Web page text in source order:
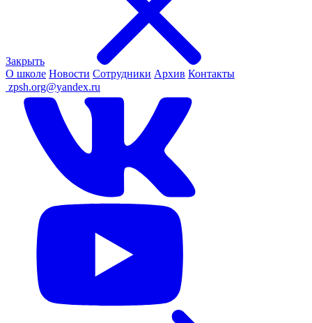
Закрыть
О школе Новости Сотрудники Архив Контакты
zpsh.org@yandex.ru